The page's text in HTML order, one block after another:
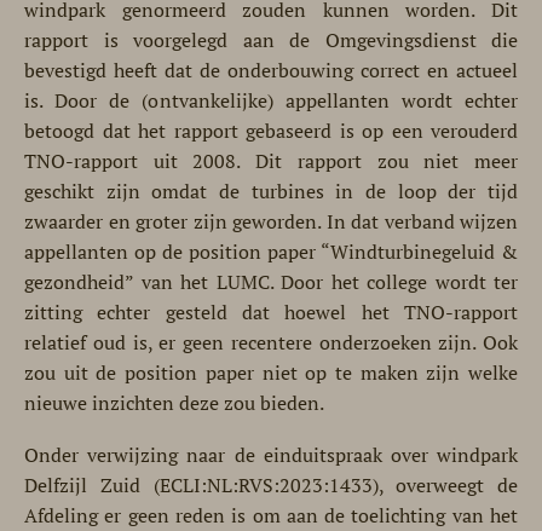
windpark genormeerd zouden kunnen worden. Dit
rapport is voorgelegd aan de Omgevingsdienst die
bevestigd heeft dat de onderbouwing correct en actueel
is. Door de (ontvankelijke) appellanten wordt echter
betoogd dat het rapport gebaseerd is op een verouderd
TNO-rapport uit 2008. Dit rapport zou niet meer
geschikt zijn omdat de turbines in de loop der tijd
zwaarder en groter zijn geworden. In dat verband wijzen
appellanten op de position paper “Windturbinegeluid &
gezondheid” van het LUMC. Door het college wordt ter
zitting echter gesteld dat hoewel het TNO-rapport
relatief oud is, er geen recentere onderzoeken zijn. Ook
zou uit de position paper niet op te maken zijn welke
nieuwe inzichten deze zou bieden.
Onder verwijzing naar de einduitspraak over windpark
Delfzijl Zuid (ECLI:NL:RVS:2023:1433), overweegt de
Afdeling er geen reden is om aan de toelichting van het